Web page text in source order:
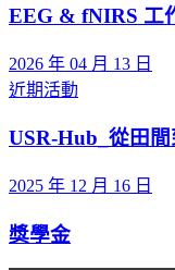
EEG & fNIRS 工
2026 年 04 月 13 日
近期活動
USR-Hub_從田
2025 年 12 月 16 日
獎學金